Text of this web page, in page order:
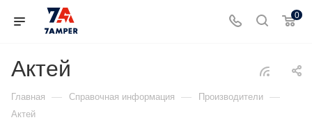
0
Актей
Главная — Справочная информация — Производители —
Актей